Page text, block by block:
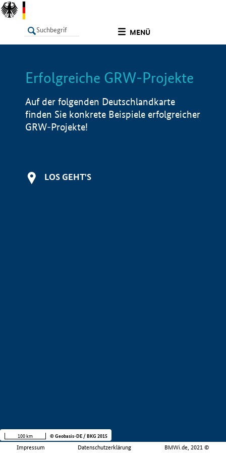
MENÜ
LISTE Info
Erfolgreiche GRW-Projekte
Auf der folgenden Deutschlandkarte
finden Sie konkrete Beispiele erfolgreicher
GRW-Projekte!
LOS GEHT'S
Impressum Datenschutzerklärung BMWi.de, 2021 ©
100 km © Geobasis-DE / BKG 2015